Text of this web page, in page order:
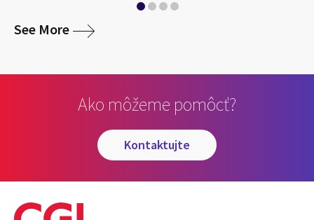
See Moremedia
Ako môžeme pomôcť?
kontaktujte